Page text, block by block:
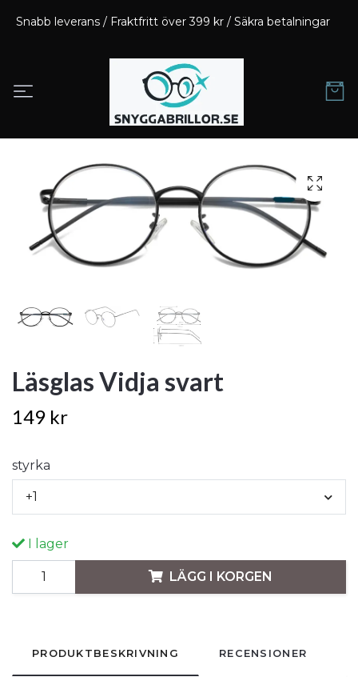
Snabb leverans / Fraktfritt över 399 kr / Säkra betalningar
Läsglas Vidja svart
149 kr
styrka
+1
I lager
LÄGG I KORGEN
PRODUKTBESKRIVNING RECENSIONER